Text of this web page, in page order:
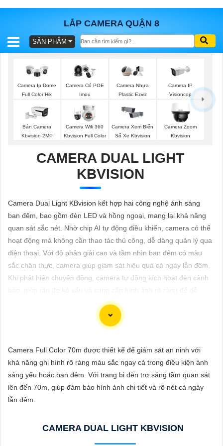
LẮP CAMERA QUẬN 8
BÁO
TRỌN
GÓI
SẢN
LẮP
ĐẶT
PHỤ
KIỆN
VẤN
DỊCH
VỤ
SẢN PHẨM
Camera Ip Dome
Full Color Hik
Camera Có POE
Imou
Camera Nhựa
Plastic Ezviz
Camera IP
Visioncop
Bán Camera
Kbvision 2MP
Camera Wifi 360
Kbvision Full Color
Camera Xem Biển
Số Xe Kbvision
Camera Zoom
Kbvision
CAMERA DUAL LIGHT
KBVISION
Camera Dual Light KBvision kết hợp hai công nghệ ánh sáng
ban đêm, bao gồm đèn LED và hồng ngoại, mang lại khả năng
quan sát sắc nét. Nhờ chip AI tự động điều khiển, camera có thể
hoạt động mà không cần thao tác thủ công, dễ dàng quản lý qua
điện thoại. Với độ phân giải cao và tầm nhìn ban đêm có màu
sắc chân thực, camera giúp giám sát hiệu quả cả ngày lẫn đêm.
Khi phát hiện chuyển động, camera tự động kích hoạt đèn cảnh
dàng nhận diện hoạt động trong bóng tối.
Camera Xoay 360 Trong Nhà Chuyên nghiệp là sự lựa chọn
một cách chi tiết và rõ ràng. Thiết bị này cung cấp hình ảnh chất
Camera Xoay 360 Trong Nhà Chuyên nghiệp được thiết kế để
đáp ứng nhu cầu an ninh và giám sát hiệu quả cho dự án của
Camera Full Color 70m được thiết kế để giám sát an ninh với
khả năng ghi hình rõ ràng màu sắc ngay cả trong điều kiện ánh
sáng yếu hoặc ban đêm. Với trang bị đèn trợ sáng tầm quan sát
lên đến 70m, giúp đảm bảo hình ảnh chi tiết và rõ nét cả ngày
lẫn đêm.
CAMERA DUAL LIGHT KBVISION